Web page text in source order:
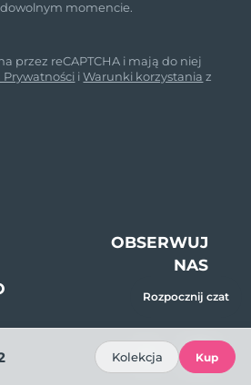
momencie.
przez reCAPTCHA i mają do niej
Prywatności iWarunki korzystania z
OBSERWUJ
NAS
Rozpocznij czat
Kolekcja Kup